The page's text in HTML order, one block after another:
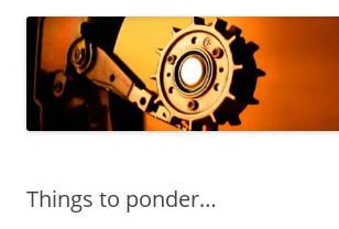
Things to ponder…